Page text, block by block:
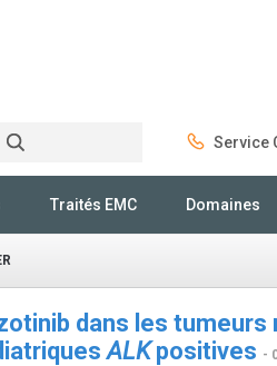
Service
Traités EMC Domaines
dans les
ALKpositives -